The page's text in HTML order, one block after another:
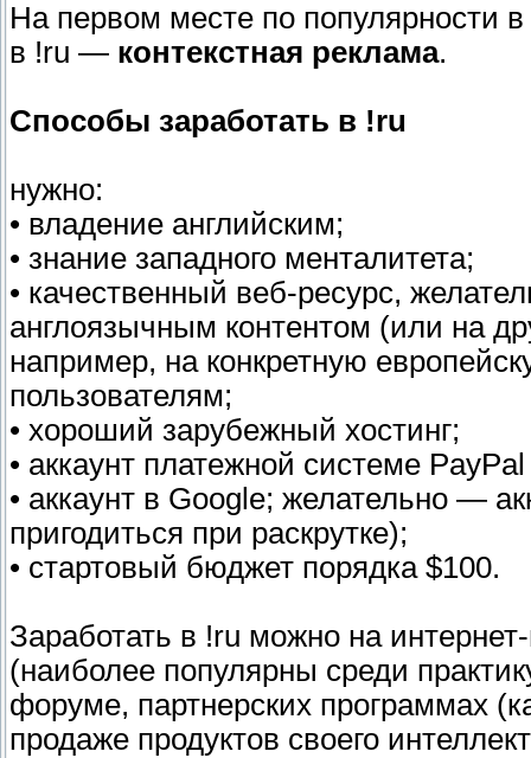
На первом месте по популярности
в !ru — контекстная реклама.
Способы заработать в !ru
нужно:
• владение английским;
• знание западного менталитета;
• качественный веб-ресурс,
англоязычным контентом (или на
например, на конкретную
пользователям;
• хороший зарубежный хостинг;
• аккаунт платежной системе
• аккаунт в Google; желательно —
пригодиться при раскрутке);
• стартовый бюджет порядка $100.
Заработать в !ru можно на
(наиболее популярны среди
форуме, партнерских программах
продаже продуктов своего